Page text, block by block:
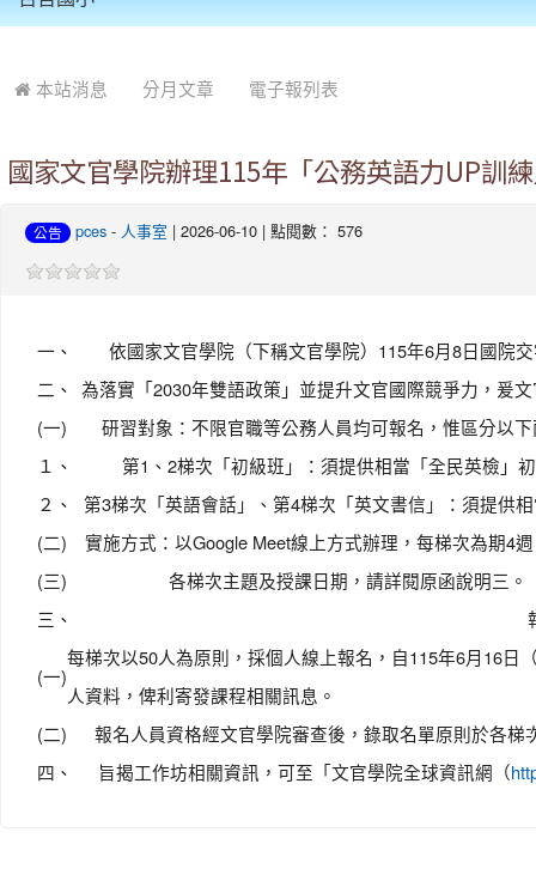
本站消息 分月文章 電子報列表
國家文官學院辦理115年「公務英語力UP訓
公告 pces - 人事室 | 2026-06-10 | 點閱數： 576
一、
依國家文官學院（下稱文官學院）115年6月8日國院
二、 為落實「2030年雙語政策」並提升文官國際競爭力，爰
(一)
研習對象：不限官職等公務人員均可報名，惟區分以
１、
第1、2梯次「初級班」：須提供相當「全民英檢」
２、
第3梯次「英語會話」、第4梯次「英文書信」：須提供
(二)
實施方式：以Google Meet線上方式辦理，每梯次為期4
(三)
各梯次主題及授課日期，請詳閱原函說明三。
三、
(一)
每梯次以50人為原則，採個人線上報名，自115年6月16日
人資料，俾利寄發課程相關訊息。
(二)
報名人員資格經文官學院審查後，錄取名單原則於各
四、
旨揭工作坊相關資訊，可至「文官學院全球資訊網（